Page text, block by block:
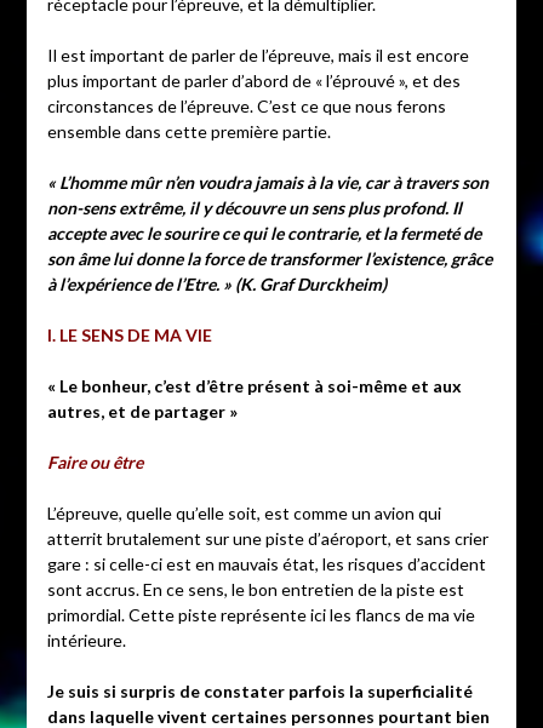
Il est important de parler de l’épreuve, mais il est encore
plus important de parler d’abord de « l’éprouvé », et des
circonstances de l’épreuve. C’est ce que nous ferons
ensemble dans cette première partie.
« L’homme mûr n’en voudra jamais à la vie, car à travers son
non-sens extrême, il y découvre un sens plus profond. Il
accepte avec le sourire ce qui le contrarie, et la fermeté de
son âme lui donne la force de transformer l’existence, grâce
à l’expérience de l’Etre. » (K. Graf Durckheim)
I. LE SENS DE MA VIE
« Le bonheur, c’est d’être présent à soi-même et aux
autres, et de partager »
Faire ou être
L’épreuve, quelle qu’elle soit, est comme un avion qui
atterrit brutalement sur une piste d’aéroport, et sans crier
gare : si celle-ci est en mauvais état, les risques d’accident
sont accrus. En ce sens, le bon entretien de la piste est
primordial. Cette piste représente ici les flancs de ma vie
intérieure.
Je suis si surpris de constater parfois la superficialité
dans laquelle vivent certaines personnes pourtant bien